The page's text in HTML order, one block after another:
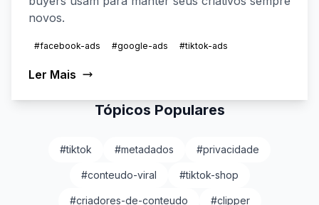
novos.
#facebook-ads #google-ads #tiktok-ads
Ler Mais
Tópicos Populares
#tiktok #metadados #privacidade
#conteudo-viral #tiktok-shop
#criadores-de-conteudo #clipper